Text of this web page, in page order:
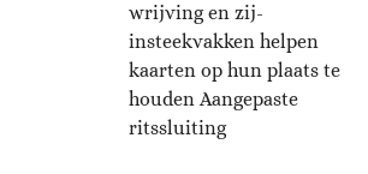
wrijving en zij-
insteekvakken helpen
kaarten op hun plaats te
houden Aangepaste
ritssluiting